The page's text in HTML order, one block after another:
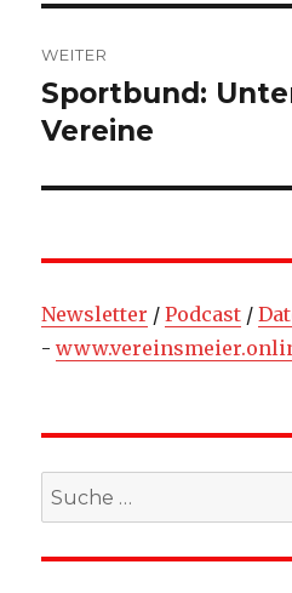
WEITER
Nächster
Beitrag:
Sportbund:
Vereine
Newsletter /Podcast /
-
Suche
nach: